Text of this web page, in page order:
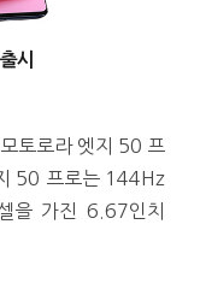
시
토로라 엣지 50 프
50 프로는 144Hz
을 가진 6.67인치